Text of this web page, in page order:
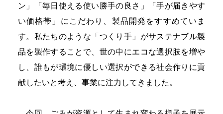
ン」「毎日使える使い勝手の良さ」「手が届きやす
い価格帯」にこだわり、製品開発をすすめていま
す。私たちのような「つくり手」がサステナブル製
品を製作することで、世の中にエコな選択肢を増や
し、誰もが環境に優しい選択ができる社会作りに貢
献したいと考え、事業に注力してきました。